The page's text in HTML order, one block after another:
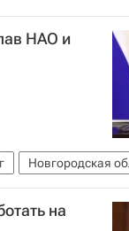
НАО и
Новгородская
на